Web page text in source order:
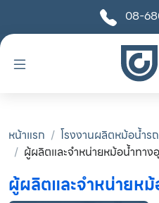
08-
หน้าแรก
โรงงานผลิตหม้อน้ำร
ผู้ผลิตและจำหน่ายหม้อน้ำทาง
ผู้ผลิตและจำหน่ายห